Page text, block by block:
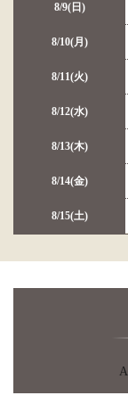
8/9(日)
8/10(月)
8/11(火)
8/12(水)
8/13(木)
8/14(金)
8/15(土)